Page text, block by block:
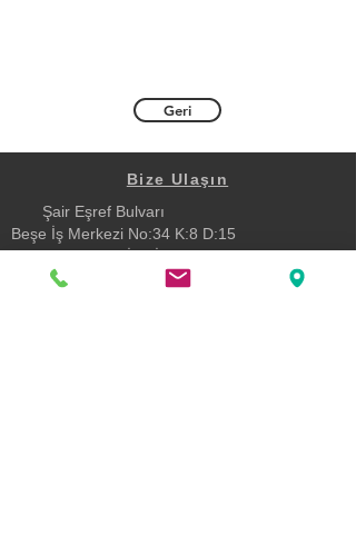
Geri
Bize Ulaşın
Şair Eşref Bulvarı
Beşe İş Merkezi No:34 K:8 D:15
Çankaya Konak İZMİR